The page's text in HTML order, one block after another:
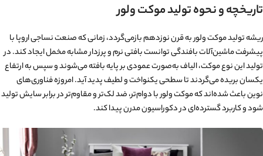
تاریخچه و نحوه تولید موکت ولور
ریشه تولید موکت ولور به قرن نوزدهم بازمی‌گردد، زمانی که صنعت نساجی اروپا با
پیشرفت ماشین‌آلات بافندگی توانست بافتی نرم و پرزدار مشابه مخمل ایجاد کند. در
تولید این نوع موکت، الیاف به‌صورت عمودی بر پایه بافته می‌شوند و سپس به ارتفاع
یکسان بریده می‌گردند تا سطحی یکنواخت و لطیف پدید آید. امروزه فناوری‌های
نوین باعث شده‌اند که موکت ولور با دوام‌تر، ضد لک‌تر و مقاوم‌تر در برابر سایش تولید
شود و کاربرد گسترده‌ای در دکوراسیون مدرن پیدا کند.